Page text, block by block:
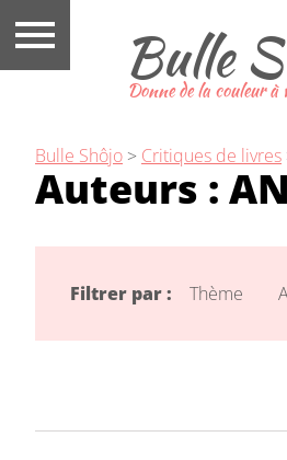
Bulle
Donne de la couleur à
Bulle Shôjo > Critiques de livres
Auteurs :
Filtrer par : Thème